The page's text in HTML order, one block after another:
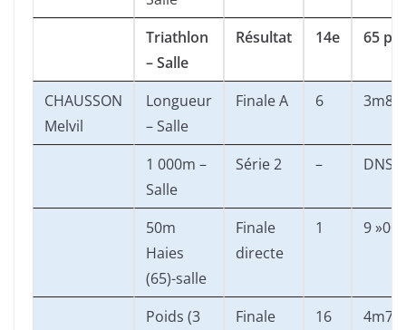
Triathlon
– Salle
Résultat 14e 65 pts
CHAUSSON
Melvil
Longueur
– Salle
Finale A 6 3m86
1 000m –
Salle
Série 2 – DNS
50m
Haies
(65)-salle
Finale
directe
1 9 »00
Poids (3
Finale
16 4m74